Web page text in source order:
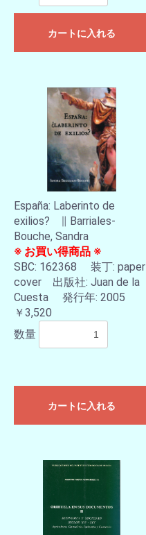
カートに入れる
España: Laberinto de
exilios? ∥ Barriales-
Bouche, Sandra
※ お買い得商品 ※
SBC: 162368 装丁: paper
cover 出版社: Juan de la
Cuesta 発行年: 2005
￥3,520
数量
カートに入れる